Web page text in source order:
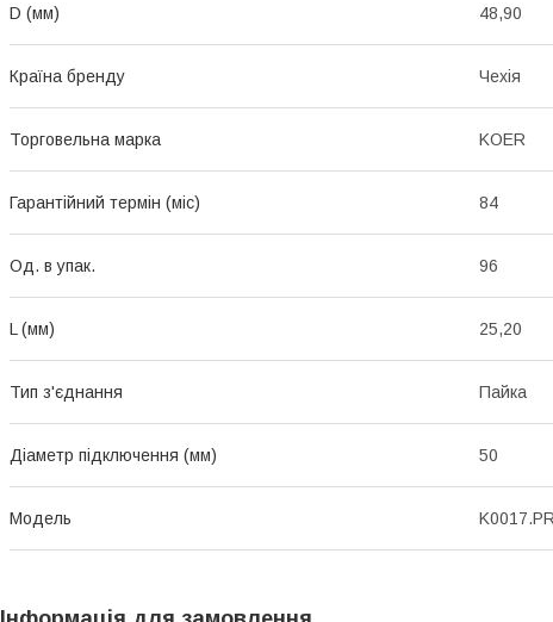
D (мм) 48,90
Країна бренду Чехія
Торговельна марка KOER
Гарантійний термін (міс) 84
Од. в упак. 96
L (мм) 25,20
Тип з'єднання Пайка
Діаметр підключення (мм) 50
Мoдель